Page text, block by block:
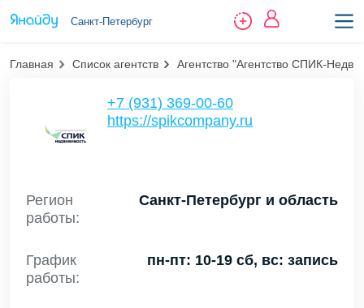
Санкт-Петербург
Главная Список агентств Агентство "Агентство СПИК-
+7 (931) 369-00-60
https://spikcompany.ru
Регион
работы:
Санкт-Петербург и область
График
работы:
пн-пт: 10-19 сб, вс: запись